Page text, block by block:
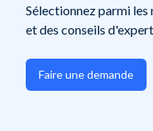
Sélectionnez parmi les
et des conseils
Faire une demande